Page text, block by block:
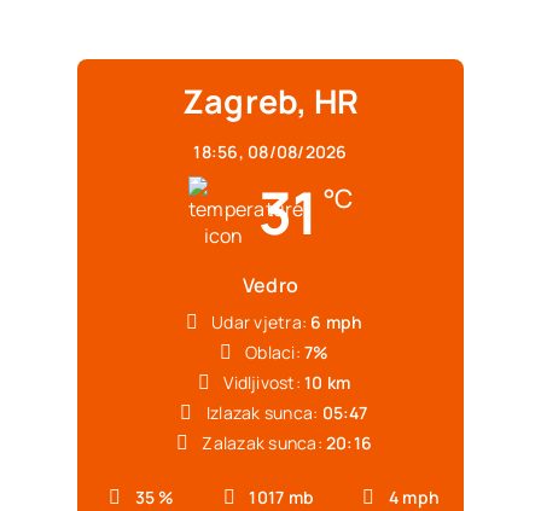
Zagreb, HR
18:56, 08/08/2026
31 °C
Vedro
35 % 1017 mb 4 mph
Udar vjetra: 6 mph
Oblaci: 7%
Vidljivost: 10 km
Izlazak sunca: 05:47
Zalazak sunca: 20:16